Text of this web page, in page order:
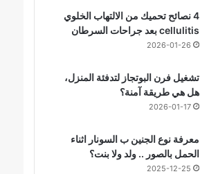
4 نصائح تحميك من الالتهاب الخلوي
cellulitis بعد جراحات السرطان
2026-01-26
تشغيل فرن البوتجاز لتدفئة المنزل،
هل هي طريقة آمنة؟
2026-01-17
معرفة نوع الجنين ب السونار اثناء
الحمل بالصور .. ولد ولا بنت؟
2025-12-25